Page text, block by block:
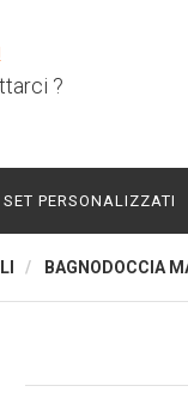
?
SET PERSONALIZZATI
BAGNODOCCIA